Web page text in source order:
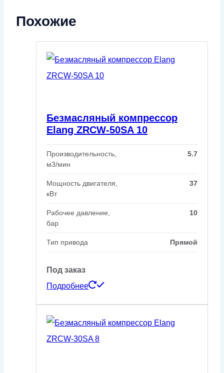
Похожие
Безмасляный компрессор
Elang ZRCW-50SA 10
Производительность,
м3/мин
5.7
Мощность двигателя,
кВт
37
Рабочее давление,
бар
10
Тип привода Прямой
Под заказ
Подробнее